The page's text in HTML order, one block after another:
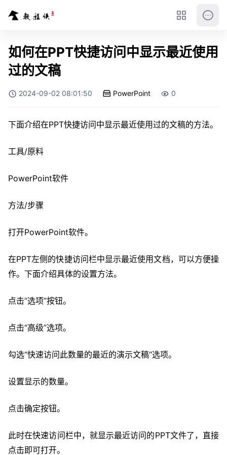
如何在PPT快捷访问中显示最近使用
过的文稿
2024-09-02 08:01:50 PowerPoint 0
下面介绍在PPT快捷访问中显示最近使用过的文稿的方法。
工具/原料
PowerPoint软件
方法/步骤
打开PowerPoint软件。
在PPT左侧的快捷访问栏中显示最近使用文档，可以方便操
作。下面介绍具体的设置方法。
点击“选项”按钮。
点击“高级”选项。
勾选“快速访问此数量的最近的演示文稿“选项。
设置显示的数量。
点击确定按钮。
此时在快速访问栏中，就显示最近访问的PPT文件了，直接
点击即可打开。